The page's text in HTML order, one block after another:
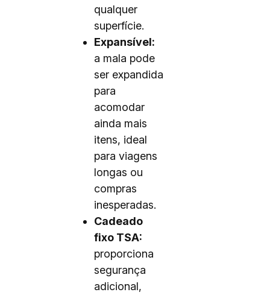
qualquer
superfície.
Expansível:
a mala pode
ser expandida
para
acomodar
ainda mais
itens, ideal
para viagens
longas ou
compras
inesperadas.
Cadeado
fixo TSA:
proporciona
segurança
adicional,